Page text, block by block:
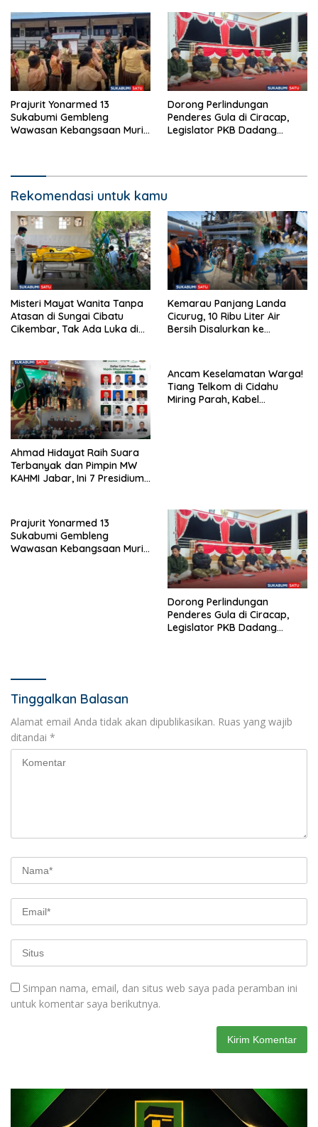
Prajurit Yonarmed 13
Sukabumi Gembleng
Wawasan Kebangsaan Murid
Dorong Perlindungan
Penderes Gula di Ciracap,
Legislator PKB Dadang
Rekomendasi untuk kamu
Misteri Mayat Wanita Tanpa
Atasan di Sungai Cibatu
Cikembar, Tak Ada Luka di
Kemarau Panjang Landa
Cicurug, 10 Ribu Liter Air
Bersih Disalurkan ke
Ahmad Hidayat Raih Suara
Terbanyak dan Pimpin MW
KAHMI Jabar, Ini 7 Presidium
Ancam Keselamatan Warga!
Tiang Telkom di Cidahu
Miring Parah, Kabel
Prajurit Yonarmed 13
Sukabumi Gembleng
Wawasan Kebangsaan Murid
Dorong Perlindungan
Penderes Gula di Ciracap,
Legislator PKB Dadang
Tinggalkan Balasan
Alamat email Anda tidak akan dipublikasikan. Ruas yang wajib
ditandai *
Simpan nama, email, dan situs web saya pada peramban ini
untuk komentar saya berikutnya.